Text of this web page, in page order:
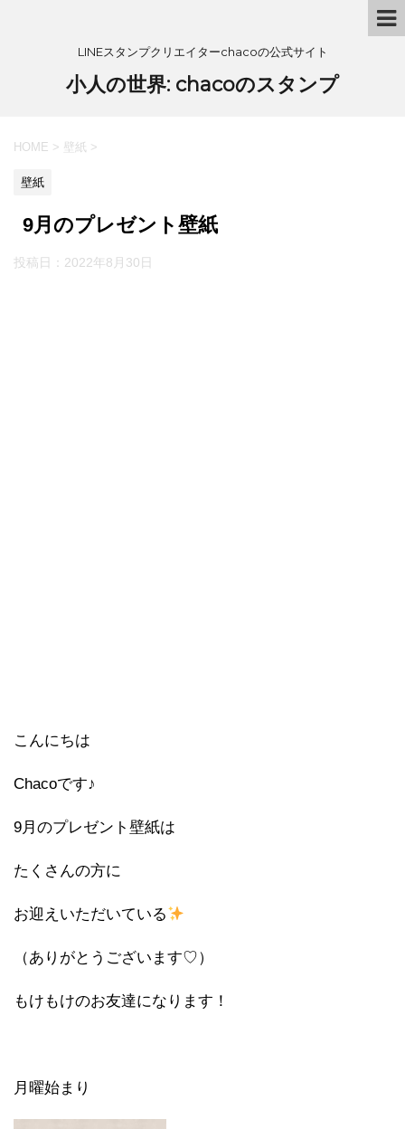
LINEスタンプクリエイターchacoの公式サイト
小人の世界: chacoのスタンプ
HOME > 壁紙 >
壁紙
9月のプレゼント壁紙
投稿日： 2022年8月30日
こんにちは
Chacoです♪
9月のプレゼント壁紙は
たくさんの方に
お迎えいただいている
（ありがとうございます♡）
もけもけのお友達になります！
月曜始まり